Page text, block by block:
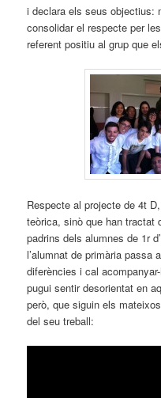
i declara els seus objectius:
consolidar el respecte per
referent positiu al grup que
Respecte al projecte de 4t
teòrica, sinò que han tractat
padrins dels alumnes de 1r
l’alumnat de primària passa
diferències i cal
pugui sentir desorientat en
però, que siguin els
del seu treball: